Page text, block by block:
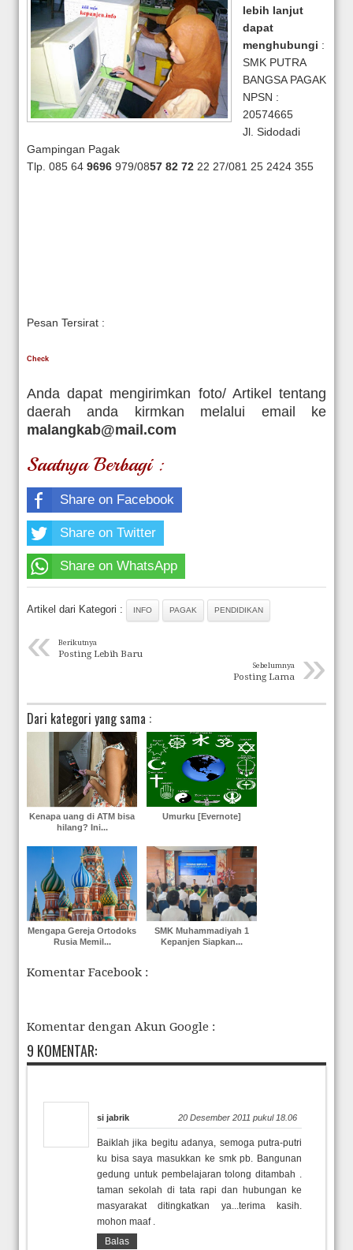
lebih lanjut
dapat
menghubungi :
SMK PUTRA
BANGSA PAGAK
NPSN :
20574665
Jl. Sidodadi
Gampingan Pagak
Tlp. 085 64 9696 979/0857 82 72 22 27/081 25 2424 355
Pesan Tersirat :
Check
Anda dapat mengirimkan foto/ Artikel tentang
daerah anda kirmkan melalui email ke
malangkab@mail.com
Saatnya Berbagi :
Share on Facebook
Share on Twitter
Share on WhatsApp
Artikel dari Kategori : INFO PAGAK PENDIDIKAN
« Berikutnya
Posting Lebih Baru »
Sebelumnya
Posting Lama
Dari kategori yang sama :
Kenapa uang di ATM bisa
hilang? Ini...
Umurku [Evernote]
Mengapa Gereja Ortodoks
Rusia Memil...
SMK Muhammadiyah 1
Kepanjen Siapkan...
Komentar Facebook :
Komentar dengan Akun Google :
9 KOMENTAR:
si jabrik 20 Desember 2011 pukul 18.06
Baiklah jika begitu adanya, semoga putra-putri
ku bisa saya masukkan ke smk pb. Bangunan
gedung untuk pembelajaran tolong ditambah .
taman sekolah di tata rapi dan hubungan ke
masyarakat ditingkatkan ya...terima kasih.
mohon maaf .
Balas